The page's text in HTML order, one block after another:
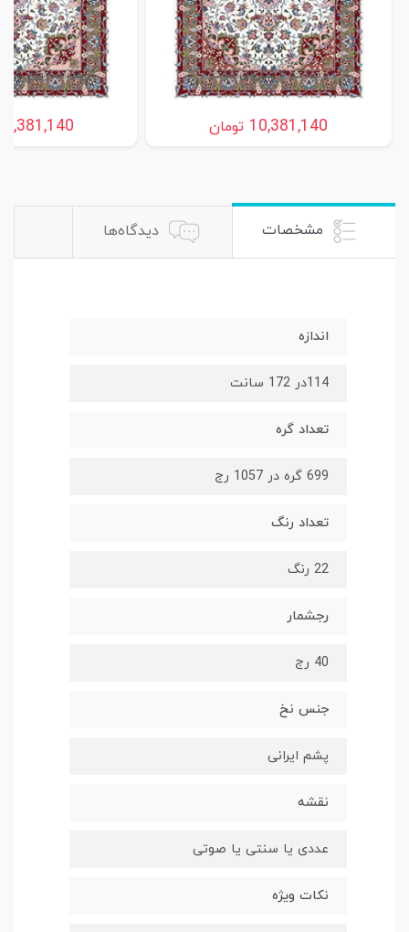
ریتا کد ۲ ساروق ،اراک
10,381,140 تومان
ریتا، ساروق
مشخصات دیدگاه‌ها
اندازه
114در 172 سانت
تعداد گره
699 گره در 1057 رج
تعداد رنگ
22 رنگ
رجشمار
40 رج
جنس نخ
پشم ایرانی
نقشه
عددی یا سنتی یا صوتی
نکات ویژه